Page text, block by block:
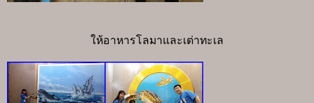
ให้อาหารโลมาและเต่าทะเล